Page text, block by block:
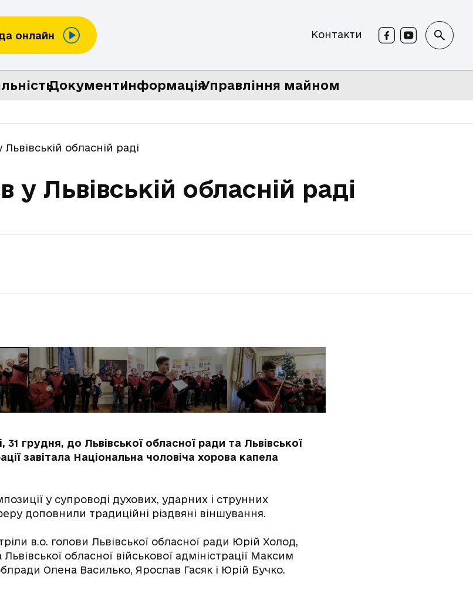
онлайн Контакти
ДокументиІнформаціяУправління майном
обласній раді
Львівській обласній раді
грудня, до Львівської обласної ради та Львівської
завітала Національна чоловіча хорова капела
у супроводі духових, ударних і струнних
доповнили традиційні різдвяні віншування.
в.о. голови Львівської обласної ради Юрій Холод,
обласної військової адміністрації Максим
Олена Василько, Ярослав Гасяк і Юрій Бучко.